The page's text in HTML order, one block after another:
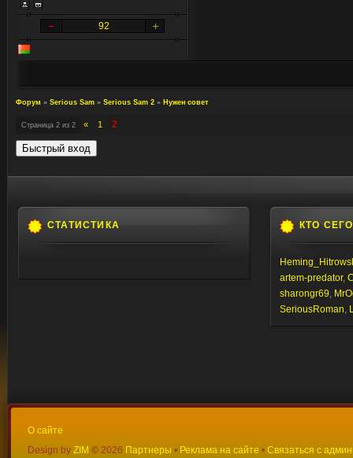
92
Форум » Serious Sam » Serious Sam 2 » Нужен совет
Страница 2 из 2 « 1 2
СТАТИСТИКА КТО
artem-predator,
sharongr69,
SeriousRoman,
О сайте
Design by ZIM © 2026 Партнеры • Реклама на сайте • Связаться с